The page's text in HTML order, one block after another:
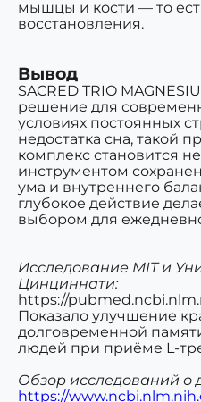
мышцы и кости — то
восстановления.
Вывод
SACRED TRIO
решение для
условиях постоянных
недостатка сна, такой
комплекс становится
инструментом
ума и внутреннего
глубокое действие
выбором для
Исследование MIT и
Цинциннати:
https://
Показало улучшение
долговременной
людей при приёме L-
Обзор исследований о
https://